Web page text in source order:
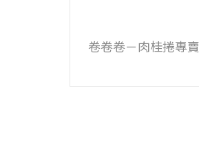
卷卷卷－肉桂捲專